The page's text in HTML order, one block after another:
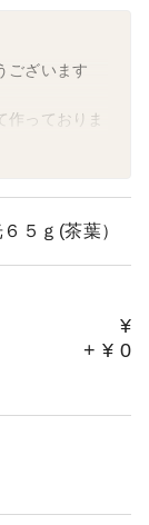
ございます
作っておりま
温かい温度で
もスッキリ
りお茶の時
お楽しみ頂け
♡
!!
５ｇ(茶葉）
¥
+ ¥ 0